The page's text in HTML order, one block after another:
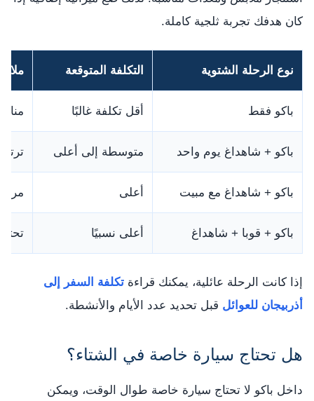
كان هدفك تجربة ثلجية كاملة.
نوع الرحلة الشتوية التكلفة المتوقعة
باكو فقط أقل تكلفة غالبًا
باكو + شاهداغ يوم واحد متوسطة إلى أعلى
باكو + شاهداغ مع مبيت أعلى
باكو + قوبا + شاهداغ أعلى نسبيًا
إذا كانت الرحلة عائلية، يمكنك قراءة تكلفة السفر إلى
أذربيجان للعوائل قبل تحديد عدد الأيام والأنشطة.
هل تحتاج سيارة خاصة في الشتاء؟
داخل باكو لا تحتاج سيارة خاصة طوال الوقت، ويمكن